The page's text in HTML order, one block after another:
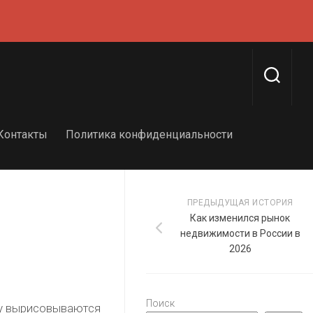
Политика конфиденциальности
вырисовываются
ПРЕДЫДУЩАЯ ИСТОРИЯ
Как изменился рынок
недвижимости в России в
2026
Поиск